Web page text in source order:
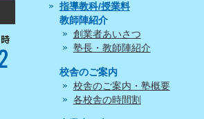
指導教科/授業料
教師陣紹介
創業者あいさつ
塾長・教師陣紹介
校舎のご案内
校舎のご案内・塾概要
各校舎の時間割